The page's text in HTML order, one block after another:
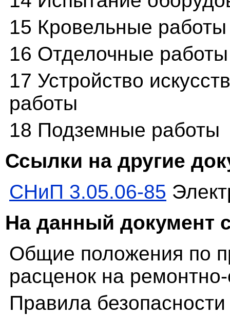
15 Кровельные работы
16 Отделочные работы
17 Устройство
работы
18 Подземные работы
Ссылки на другие
СНиП 3.05.06-85
На данный документ
Общие положения по
расценок на
Правила